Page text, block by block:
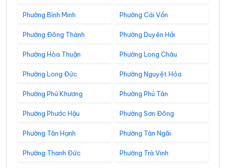
Phường Bình Minh Phường Cái Vồn
Phường Đông Thành Phường Duyên Hải
Phường Hòa Thuận Phường Long Châu
Phường Long Đức Phường Nguyệt Hóa
Phường Phú Khương Phường Phú Tân
Phường Phước Hậu Phường Sơn Đông
Phường Tân Hạnh Phường Tân Ngãi
Phường Thanh Đức Phường Trà Vinh